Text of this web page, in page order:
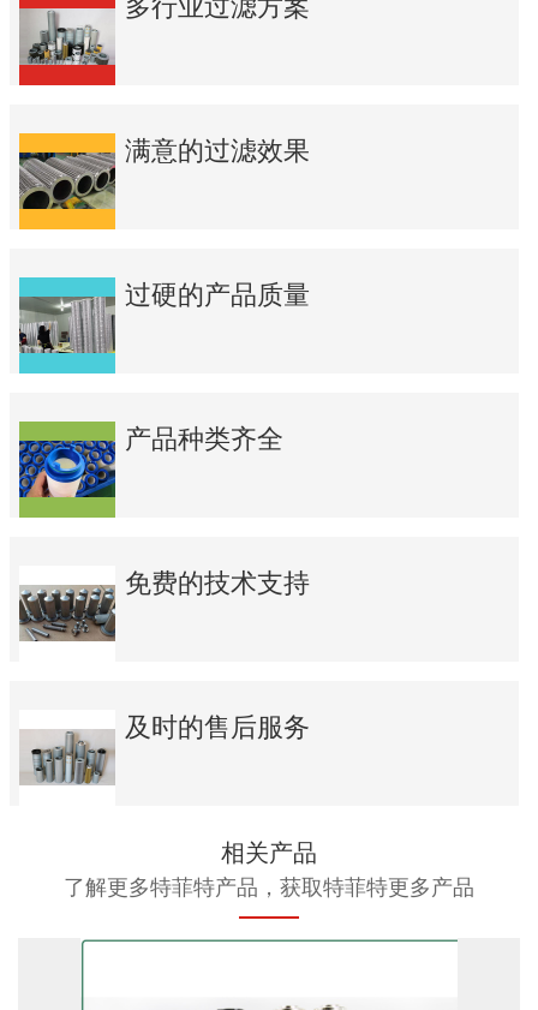
满意的过滤效果
过硬的产品质量
产品种类齐全
免费的技术支持
及时的售后服务
相关产品
了解更多特菲特产品，获取特菲特更多产品